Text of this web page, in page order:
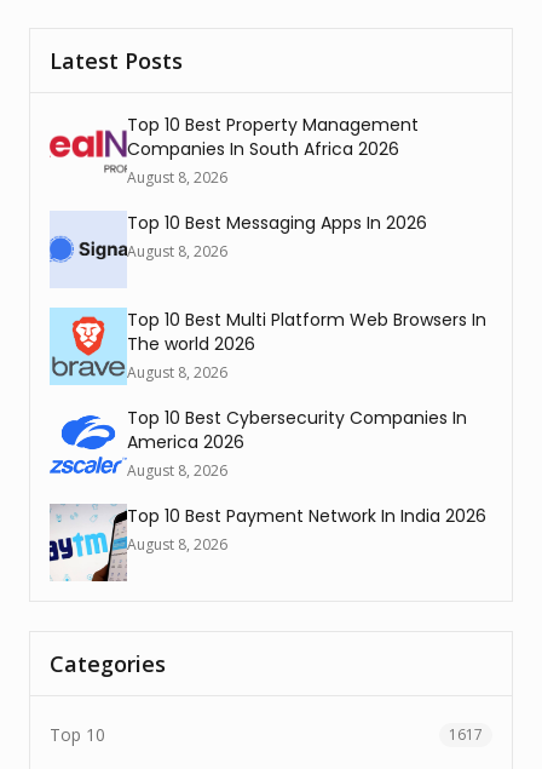
Latest Posts
Top 10 Best Property Management
Companies In South Africa 2026
August 8, 2026
Top 10 Best Messaging Apps In 2026
August 8, 2026
Top 10 Best Multi Platform Web Browsers In
The world 2026
August 8, 2026
Top 10 Best Cybersecurity Companies In
America 2026
August 8, 2026
Top 10 Best Payment Network In India 2026
August 8, 2026
Categories
Top 10 1617